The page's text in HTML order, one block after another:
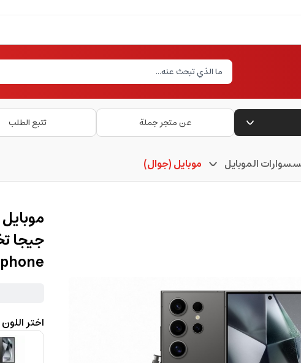
عن متجر جملة تتبع الطلب
الموبايل موبايل (جوال)
اختر اللون